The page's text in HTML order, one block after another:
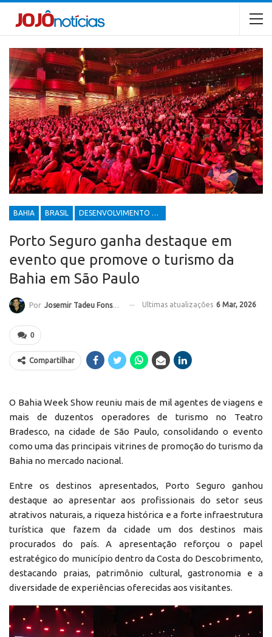
BAHIA BRASIL DESENVOLVIMENTO ECONÔMICO E SOCIAL
Porto Seguro ganha destaque em
evento que promove o turismo da
Bahia em São Paulo
Por Josemir Tadeu Fonseca Ultimas atualizações 6 Mar, 2026
0
Compartilhar
O Bahia Week Show reuniu mais de mil agentes de viagens e
mais de duzentos operadores de turismo no Teatro
Bradesco, na cidade de São Paulo, consolidando o evento
como uma das principais vitrines de promoção do turismo da
Bahia no mercado nacional.
Entre os destinos apresentados, Porto Seguro ganhou
destaque ao apresentar aos profissionais do setor seus
atrativos naturais, a riqueza histórica e a forte infraestrutura
turística que fazem da cidade um dos destinos mais
procurados do país. A apresentação reforçou o papel
estratégico do município dentro da Costa do Descobrimento,
destacando praias, patrimônio cultural, gastronomia e a
diversidade de experiências oferecidas aos visitantes.